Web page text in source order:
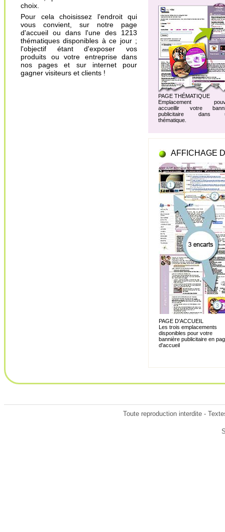
choix.
Pour cela choisissez l'endroit qui
vous convient, sur notre page
d'accueil ou dans l'une des 1213
thématiques disponibles à ce jour ;
l'objectif étant d'exposer vos
produits ou votre entreprise dans
nos pages et sur internet pour
gagner visiteurs et clients !
PAGE THÉMATIQUE
Emplacement
accueillir votre
publicitaire dans
thématique.
AFFICHAGE
PAGE D'ACCUEIL
Les trois emplacements
disponibles pour votre
bannière publicitaire en
d'accueil
Toute reproduction interdite -